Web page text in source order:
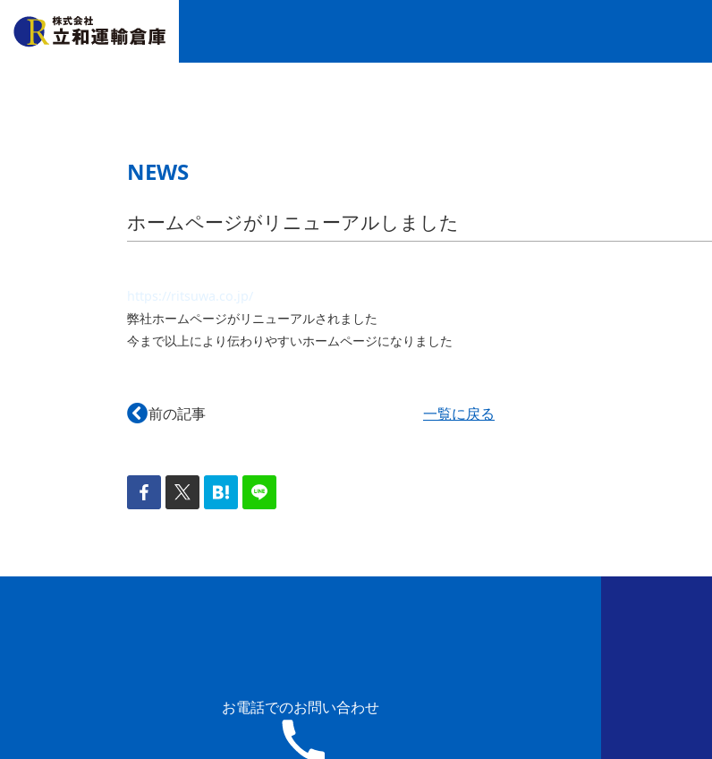
NEWS
ホームページがリニューアルしました
https://ritsuwa.co.jp/
弊社ホームページがリニューアルされました
今まで以上により伝わりやすいホームページになりました
前の記事 一覧に戻る
お電話でのお問い合わせ